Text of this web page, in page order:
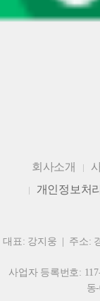
회사소개
개인정보처
대표: 강지웅 | 주소:
사업자 등록번호:
동